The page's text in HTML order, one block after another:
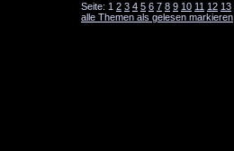
Seite: 1 2 3 4 5 6 7 8 9 10 11 12 13
alle Themen als gelesen markieren